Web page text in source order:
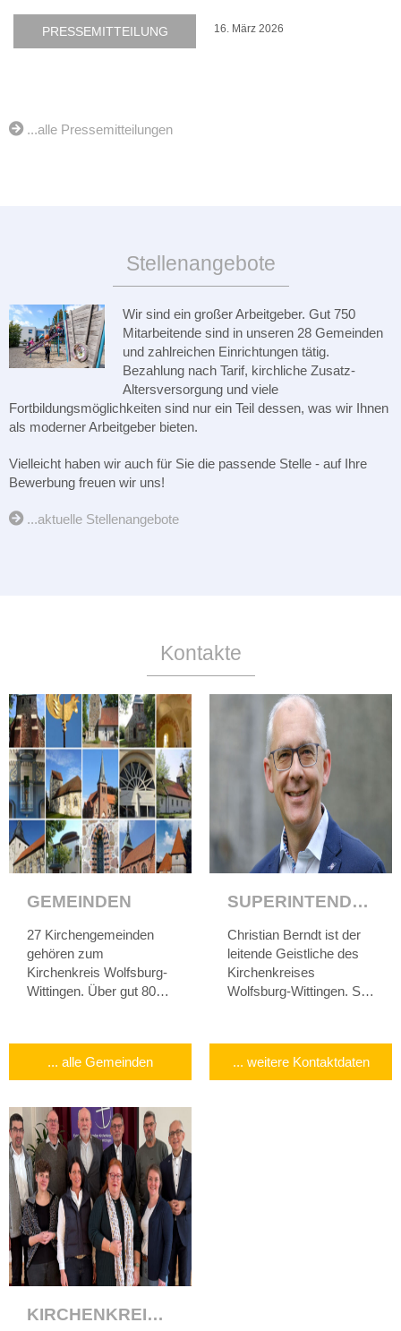
PRESSEMITTEILUNG 16. März 2026
...alle Pressemitteilungen
Stellenangebote
Wir sind ein großer Arbeitgeber. Gut 750
Mitarbeitende sind in unseren 28 Gemeinden
und zahlreichen Einrichtungen tätig.
Bezahlung nach Tarif, kirchliche Zusatz-
Altersversorgung und viele
Fortbildungsmöglichkeiten sind nur ein Teil dessen, was wir Ihnen
als moderner Arbeitgeber bieten.
Vielleicht haben wir auch für Sie die passende Stelle - auf Ihre
Bewerbung freuen wir uns!
...aktuelle Stellenangebote
Kontakte
GEMEINDEN
27 Kirchengemeinden
gehören zum
Kirchenkreis Wolfsburg-
Wittingen. Über gut 80
Sprakensehl bis nach
Rennau.
... alle Gemeinden
SUPERINTENDENT
Christian Berndt ist der
leitende Geistliche des
Kirchenkreises
Wolfsburg-Wittingen. Sie
wittingen@evlka.de.
... weitere Kontaktdaten
KIRCHENKREISVORSTAND